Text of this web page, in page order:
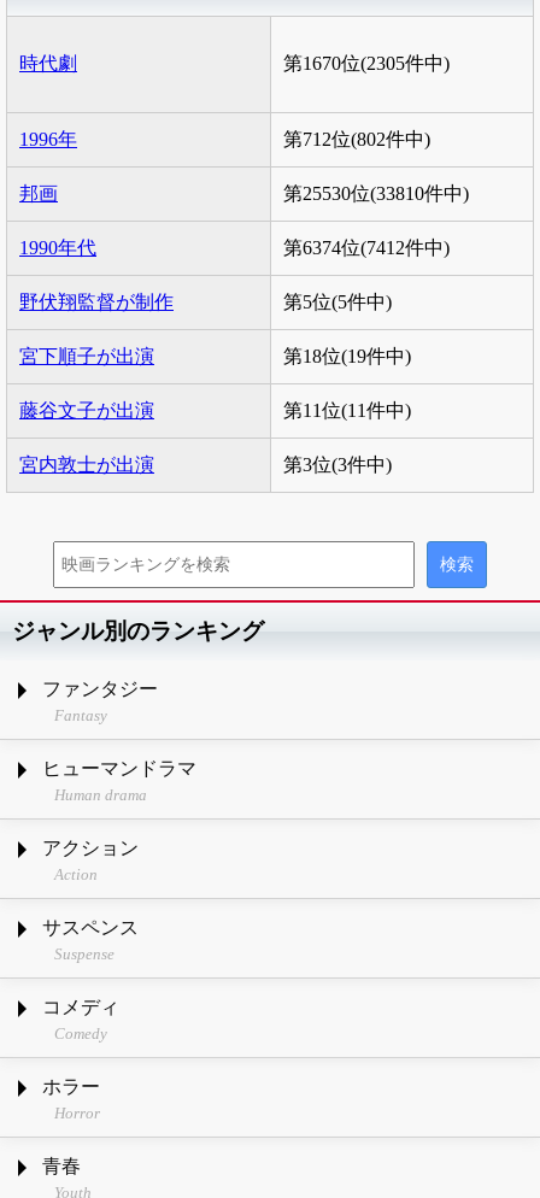
時代劇 第1670位(2305件中)
1996年 第712位(802件中)
邦画 第25530位(33810件中)
1990年代 第6374位(7412件中)
野伏翔監督が制作 第5位(5件中)
宮下順子が出演 第18位(19件中)
藤谷文子が出演 第11位(11件中)
宮内敦士が出演 第3位(3件中)
ジャンル別のランキング
ファンタジー
Fantasy
ヒューマンドラマ
Human drama
アクション
Action
サスペンス
Suspense
コメディ
Comedy
ホラー
Horror
青春
Youth